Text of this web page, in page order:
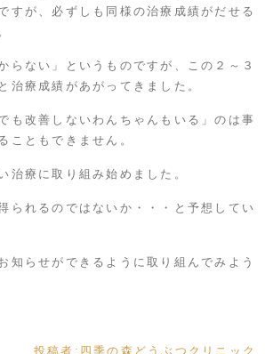
すが、必ずしも同様の治療成績がだせる
らない」というものですが、この２～３
治療成績があがってきました。
も改善しないわんちゃんもいる」のは事
こともできません。
治療に取り組み始めました。
られるのではないか・・・と予想してい
知らせができるように取り組んでみよう
投稿者: 四季の森どうぶつクリニック